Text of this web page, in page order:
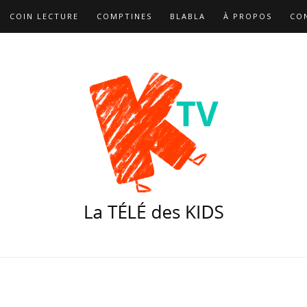
COIN LECTURE COMPTINES BLABLA À PROPOS